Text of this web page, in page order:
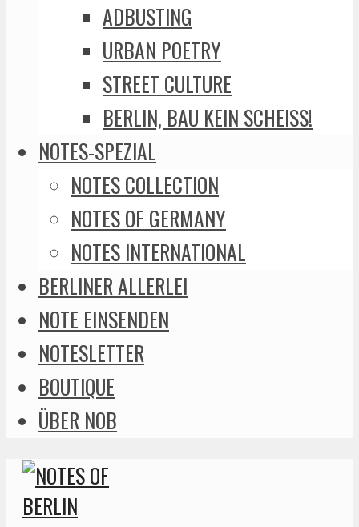
ADBUSTING
URBAN POETRY
STREET CULTURE
BERLIN, BAU KEIN SCHEISS!
NOTES-SPEZIAL
NOTES COLLECTION
NOTES OF GERMANY
NOTES INTERNATIONAL
BERLINER ALLERLEI
NOTE EINSENDEN
NOTESLETTER
BOUTIQUE
ÜBER NOB